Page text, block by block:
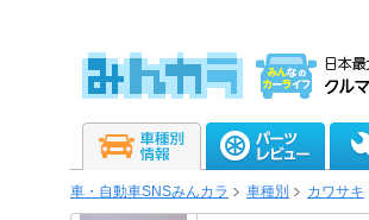
車・自動車SNSみんカラ 車種別 カワサキ